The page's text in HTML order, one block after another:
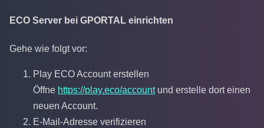
ECO Server bei GPORTAL einrichten
Gehe wie folgt vor:
Play ECO Account erstellen
Öffne https://play.eco/accountund erstelle dort einen
neuen Account.
E-Mail-Adresse verifizieren